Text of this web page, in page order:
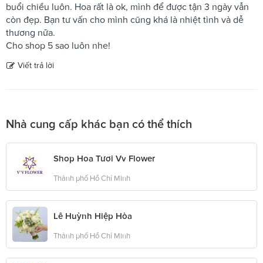
buổi chiều luôn. Hoa rất là ok, mình để được tận 3 ngày vẫn
còn đẹp. Bạn tư vấn cho mình cũng khá là nhiệt tình và dễ
thương nữa.
Cho shop 5 sao luôn nhe!
Viết trả lời
Nhà cung cấp khác bạn có thể thích
Shop Hoa Tươi Vv Flower
Thành phố Hồ Chí Minh
Lê Huỳnh Hiệp Hòa
Thành phố Hồ Chí Minh